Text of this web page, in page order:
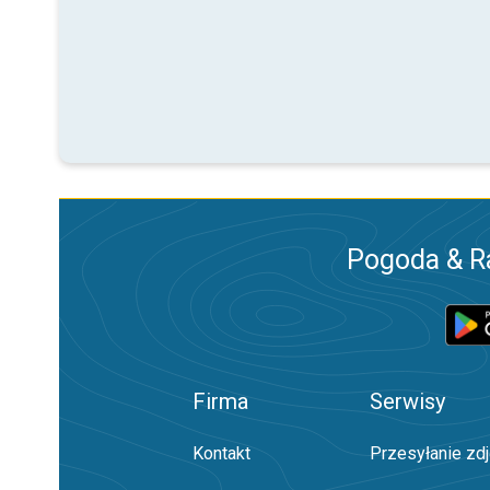
Pogoda &
Firma
Kontakt
Serwisy
Przesyłanie